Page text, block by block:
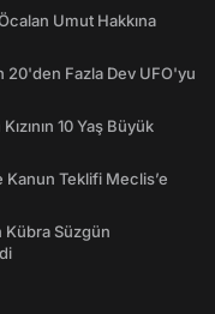
Umut Hakkına
20'den Fazla Dev UFO'yu
10 Yaş Büyük
Kanun Teklifi Meclis’e
Kübra Süzgün